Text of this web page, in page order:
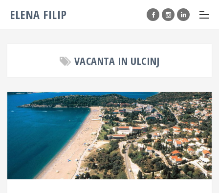
ELENA FILIP
VACANTA IN ULCINJ